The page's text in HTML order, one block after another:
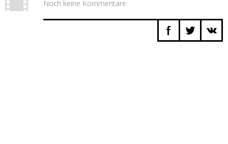
Noch keine Kommentare